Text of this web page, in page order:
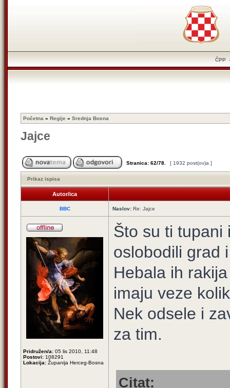
ČPP
Početna » Regije » Srednja Bosna
Jajce
Stranica: 62/78 [ 1932 post(ov)a ]
Prikaz ispisa
Autor/ica
BBC Naslov: Re: Jajce
Pridružen/a: 05 lis 2010, 11:48
Postovi: 108291
Lokacija: Županija Herceg-Bosna
Što su ti tupani
oslobodili grad
Hebala ih
imaju veze
Nek odsele i
za tim.
Citat: